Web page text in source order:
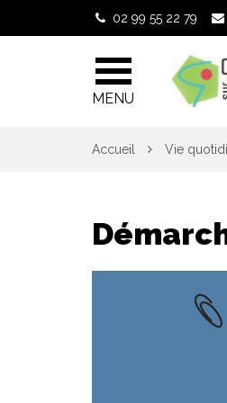
02 99 55 22 79
MENU
Accueil Vie